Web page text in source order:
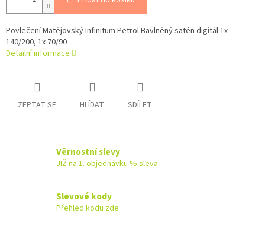
Povlečení Matějovský Infinitum Petrol Bavlněný satén digitál 1x
140/200, 1x 70/90
Detailní informace
ZEPTAT SE HLÍDAT SDÍLET
Věrnostní slevy
JIŽ na 1. objednávku % sleva
Slevové kody
Přehled kodu zde